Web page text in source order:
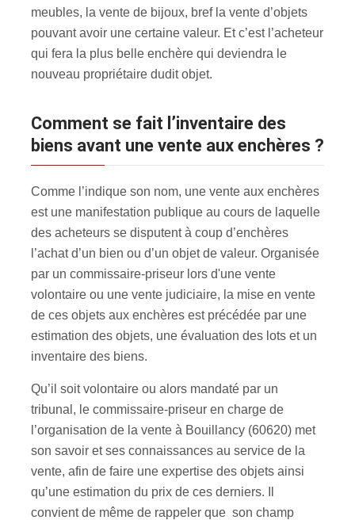
meubles, la vente de bijoux, bref la vente d’objets
pouvant avoir une certaine valeur. Et c’est l’acheteur
qui fera la plus belle enchère qui deviendra le
nouveau propriétaire dudit objet.
Comment se fait l’inventaire des
biens avant une vente aux enchères ?
Comme l’indique son nom, une vente aux enchères
est une manifestation publique au cours de laquelle
des acheteurs se disputent à coup d’enchères
l’achat d’un bien ou d’un objet de valeur. Organisée
par un commissaire-priseur lors d'une vente
volontaire ou une vente judiciaire, la mise en vente
de ces objets aux enchères est précédée par une
estimation des objets, une évaluation des lots et un
inventaire des biens.
Qu’il soit volontaire ou alors mandaté par un
tribunal, le commissaire-priseur en charge de
l’organisation de la vente à Bouillancy (60620) met
son savoir et ses connaissances au service de la
vente, afin de faire une expertise des objets ainsi
qu’une estimation du prix de ces derniers. Il
convient de même de rappeler que son champ